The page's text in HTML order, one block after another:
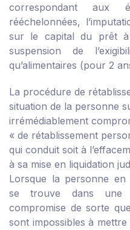
correspondant aux
rééchelonnées,
sur le capital du prêt
suspension de
qu’alimentaires (pour 2
La procédure de
situation de la personne
irrémédiablement
« de rétablissement
qui conduit soit à
à sa mise en liquidation
Lorsque la personne en
se trouve dans une
compromise de sorte
sont impossibles à